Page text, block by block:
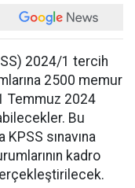
2024/1 tercih
2500 memur
Temmuz 2024
Bu
sınavına
kadro